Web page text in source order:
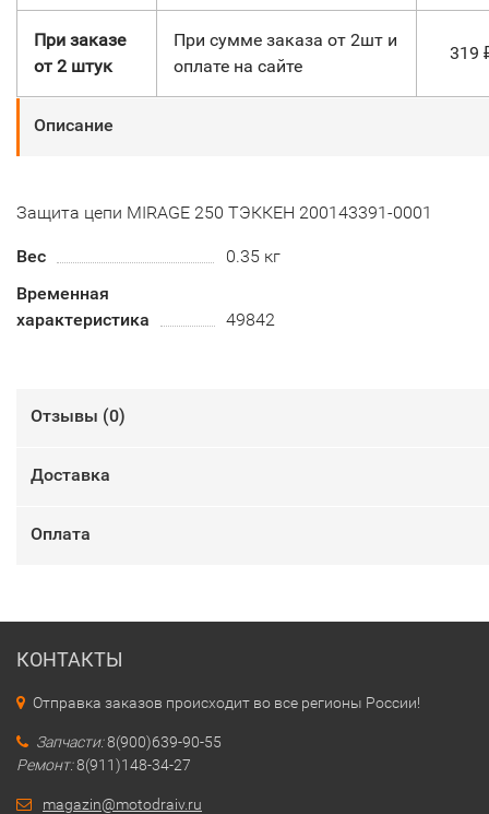
При заказе
от 2 штук
При сумме заказа от 2шт и
оплате на сайте
319
Описание
Защита цепи MIRAGE 250 ТЭККЕН 200143391-0001
Вес
0.35 кг
Временная
характеристика
49842
Отзывы (0)
Доставка
Оплата
КОНТАКТЫ
Отправка заказов происходит во все регионы России!
Запчасти:8(900)639-90-55
Ремонт:8(911)148-34-27
magazin@motodraiv.ru